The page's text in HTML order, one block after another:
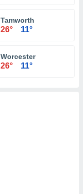
Tamworth
26° 11°
Worcester
26° 11°